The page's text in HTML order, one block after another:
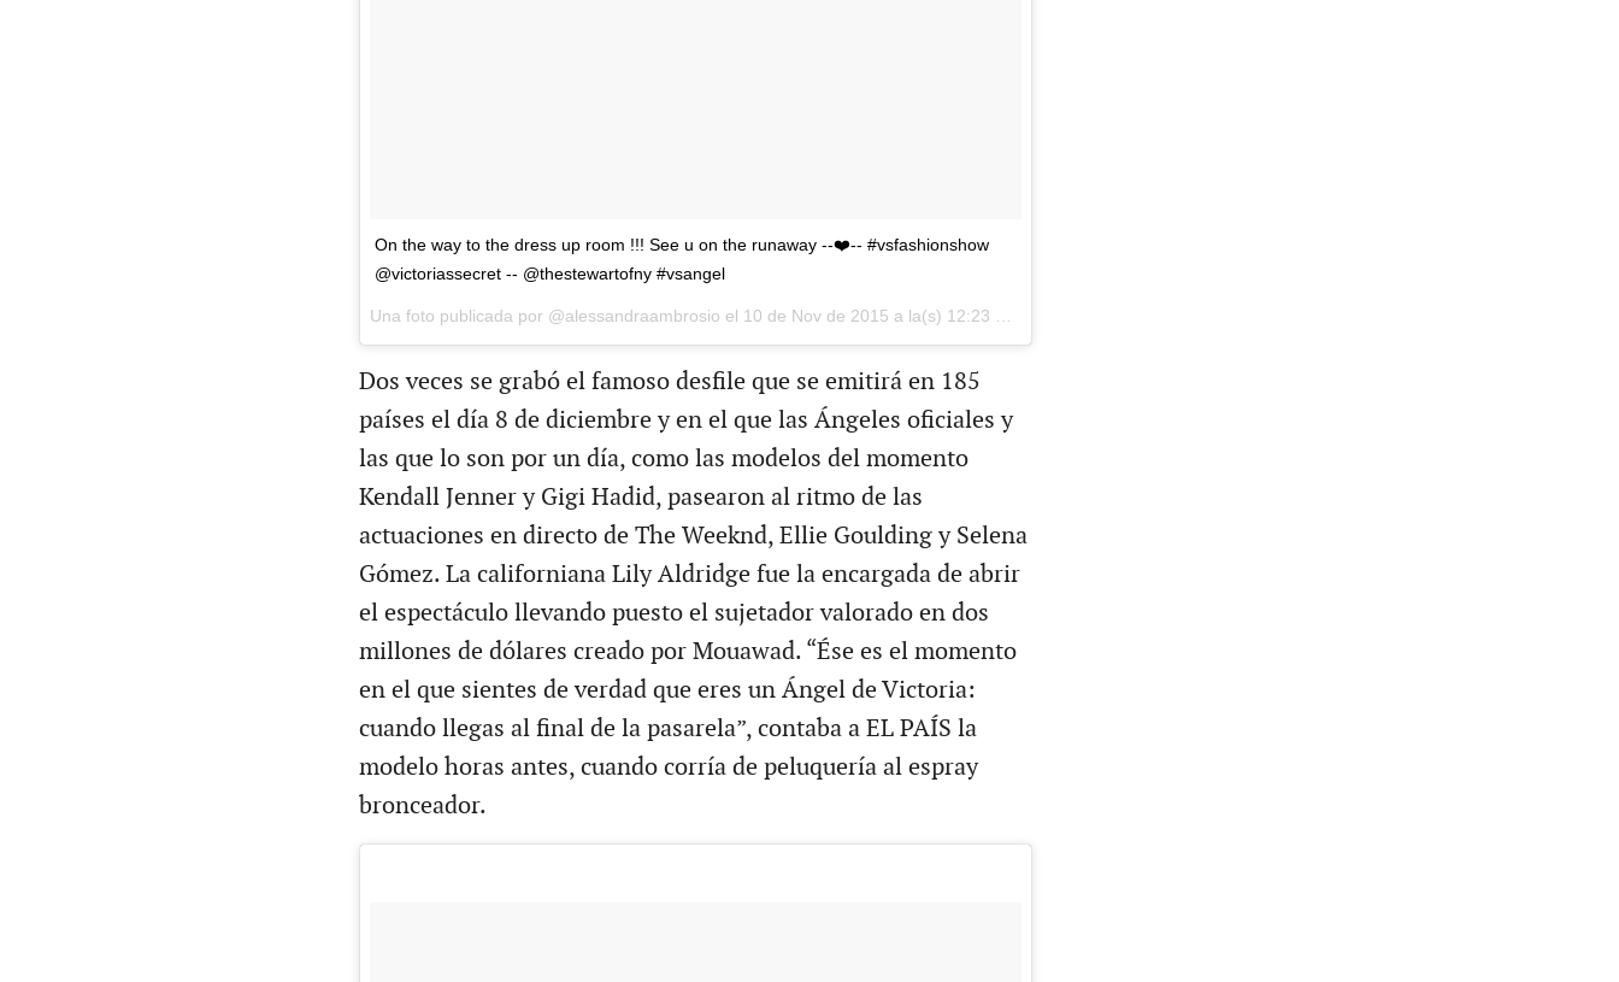
On the way to the dress up room !!! See u on the runaway --❤️-- #vsfashionshow
@victoriassecret -- @thestewartofny #vsangel
Una foto publicada por @alessandraambrosio el 10 de Nov de 2015 a la(s) 12:23 PST
Dos veces se grabó el famoso desfile que se emitirá en 185
países el día 8 de diciembre y en el que las Ángeles oficiales y
las que lo son por un día, como las modelos del momento
Kendall Jenner y Gigi Hadid, pasearon al ritmo de las
actuaciones en directo de The Weeknd, Ellie Goulding y Selena
Gómez. La californiana Lily Aldridge fue la encargada de abrir
el espectáculo llevando puesto el sujetador valorado en dos
millones de dólares creado por Mouawad. “Ése es el momento
en el que sientes de verdad que eres un Ángel de Victoria:
cuando llegas al final de la pasarela”, contaba a EL PAÍS la
modelo horas antes, cuando corría de peluquería al espray
bronceador.